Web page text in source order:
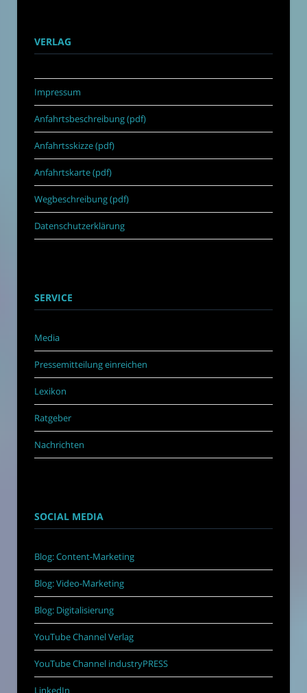
VERLAG
Impressum
Anfahrtsbeschreibung (pdf)
Anfahrtsskizze (pdf)
Anfahrtskarte (pdf)
Wegbeschreibung (pdf)
Datenschutzerklärung
SERVICE
Media
Pressemitteilung einreichen
Lexikon
Ratgeber
Nachrichten
SOCIAL MEDIA
Blog: Content-Marketing
Blog: Video-Marketing
Blog: Digitalisierung
YouTube Channel Verlag
YouTube Channel industryPRESS
LinkedIn